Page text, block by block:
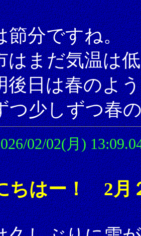
節分ですね。
はまだ気温は
後日は春のよ
つ少しずつ春
02/02(月)
ちはー！ 2月